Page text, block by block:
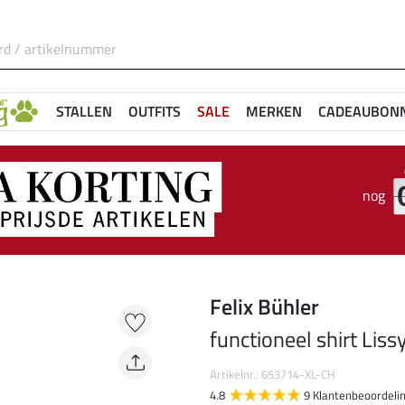
STALLEN OUTFITS SALE MERKEN
nog
Felix Bühler
functioneel shirt
Artikelnr.: 653714-XL-CH
4.8
9